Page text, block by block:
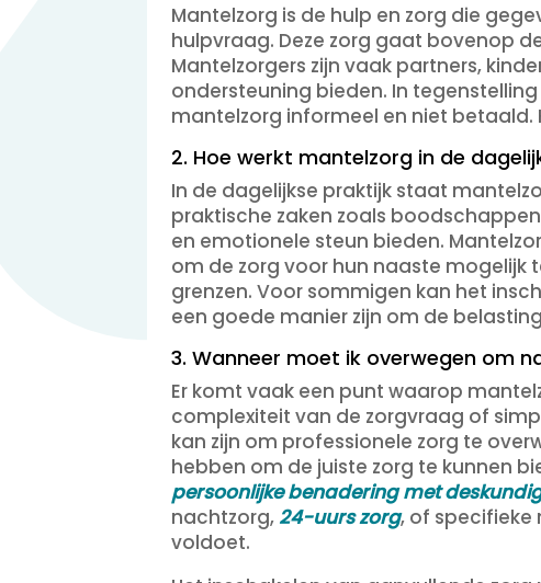
Mantelzorg is de hulp en zorg die
hulpvraag. Deze zorg gaat bovenop
Mantelzorgers zijn vaak partners,
ondersteuning bieden. In
mantelzorg informeel en niet betaald.
2. Hoe werkt mantelzorg in de
In de dagelijkse praktijk staat
praktische zaken zoals
en emotionele steun bieden.
om de zorg voor hun naaste mogelijk
grenzen. Voor sommigen kan het
een goede manier zijn om de
3. Wanneer moet ik overwegen om
Er komt vaak een punt waarop
complexiteit van de zorgvraag of
kan zijn om professionele zorg te
hebben om de juiste zorg te kunnen
persoonlijke benadering met
nachtzorg, 24-uurs zorg, of specifieke
voldoet.